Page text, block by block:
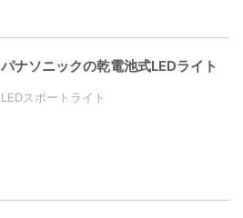
パナソニックの乾電池式LEDライト
LEDスポートライト